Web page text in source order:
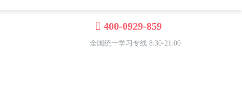
400-0929-859
全国统一学习专线 8:30-21:00